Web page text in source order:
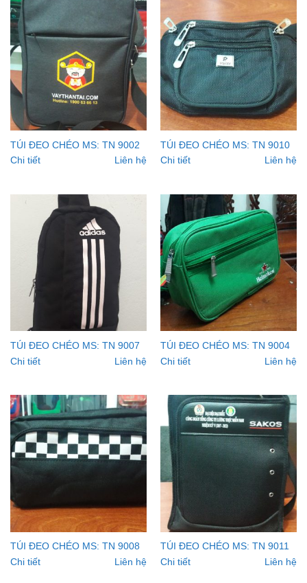
TÚI ĐEO CHÉO MS: TN 9002
Chi tiết
Liên hệ
TÚI ĐEO CHÉO MS: TN 9010
Chi tiết
Liên hệ
TÚI ĐEO CHÉO MS: TN 9007
Chi tiết
Liên hệ
TÚI ĐEO CHÉO MS: TN 9004
Chi tiết
Liên hệ
TÚI ĐEO CHÉO MS: TN 9008
Chi tiết
Liên hệ
TÚI ĐEO CHÉO MS: TN 9011
Chi tiết
Liên hệ